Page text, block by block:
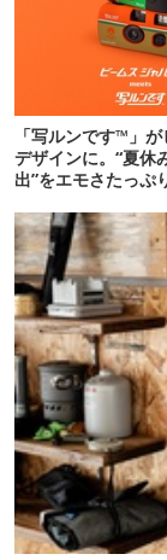
「写ルンです™」
デザインに。“夏休
出”をエモさたっぷ